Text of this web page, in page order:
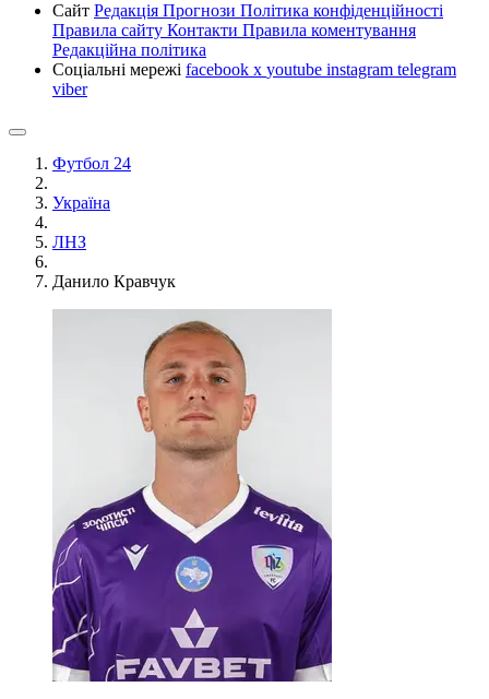
Сайт Редакція Прогнози Політика конфіденційності
Правила сайту Контакти Правила коментування
Редакційна політика
Соціальні мережі facebook x youtube instagram telegram
viber
Футбол 24
Україна
ЛНЗ
Данило Кравчук